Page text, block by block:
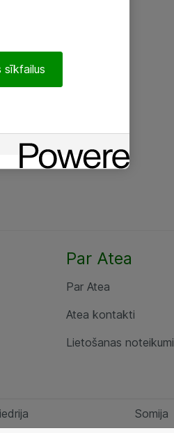
Par Atea
Par Atea
Atea kontakti
Lietošanas noteikumi
Somija
sīkfailus